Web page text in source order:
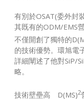
有別於OSAT(委外封
其既有的ODM/EMS
不僅開創了獨特的
的技術優勢。環旭電
詳細闡述了他對SiP/
略。
技術壁壘高 D(MS)2